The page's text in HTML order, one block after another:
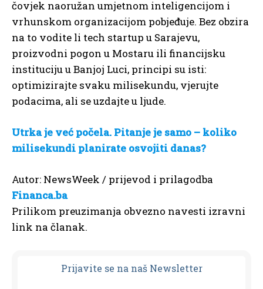
čovjek naoružan umjetnom inteligencijom i
vrhunskom organizacijom pobjeđuje. Bez obzira
na to vodite li tech startup u Sarajevu,
proizvodni pogon u Mostaru ili financijsku
instituciju u Banjoj Luci, principi su isti:
optimizirajte svaku milisekundu, vjerujte
podacima, ali se uzdajte u ljude.
Utrka je već počela. Pitanje je samo – koliko
milisekundi planirate osvojiti danas?
Autor: NewsWeek / prijevod i prilagodba
Financa.ba
Prilikom preuzimanja obvezno navesti izravni
link na članak.
Prijavite se na naš Newsletter